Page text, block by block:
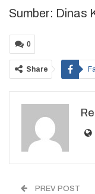
Sumber: Dinas
0
Share
PREV POST